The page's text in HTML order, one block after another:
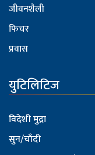
जीवनशैली
फिचर
प्रवास
युटिलिटिज
विदेशी मुद्रा
सुन/चाँदी